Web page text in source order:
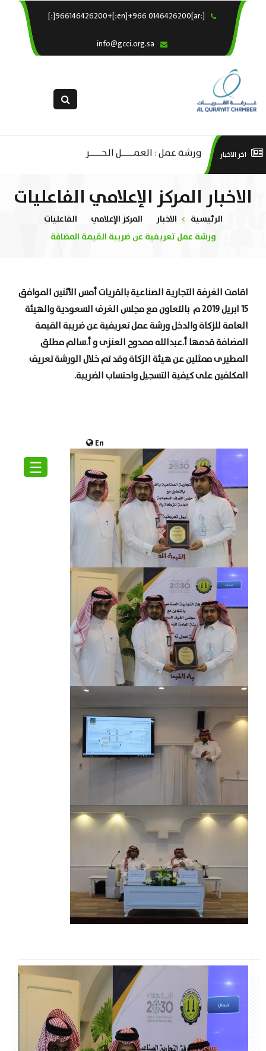
[:ar]966146426200+[:en]+966 0146426200[:]
En
☰
×
خدماتنا
التقديم الالكترونى
اخر الاخبار ورشة عمل : العمـــــل الحـــــر
الاخبار المركز الإعلامي الفاعليات
الرئيسية الاخبار المركز الإعلامي
الفاعليات
ورشة عمل تعريفية عن ضريبة القيمة المضافة
اقامت الغرفة التجارية الصناعية بالقريات أمس الأثنين الموافق
15 ابريل 2019 م بالتعاون مع مجلس الغرف السعودية والهيئة
العامة للزكاة والدخل ورشة عمل تعريفية عن ضريبة القيمة
المضافة قدمها أ.عبدالله ممدوح العنزى و أ.سالم مطلق
المطيرى ممثلين عن هيئة الزكاة وقد تم خلال الورشة تعريف
المكلفين على كيفية التسجيل واحتساب الضريبة.